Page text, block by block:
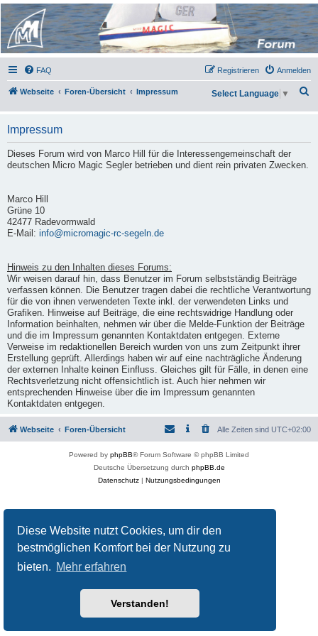
Diese Website nutzt Cookies, um dir den
bestmöglichen Komfort bei der Nutzung zu
bieten. Mehr erfahren
Verstanden!
Micro Magic Forum
Deutschland
FAQ Anmelden
Registrieren
Webseite Foren-Übersicht Impressum
h
Select Language ▼
Impressum
Dieses Forum wird von Marco Hill für die Interessengemeinschaft der
deutschen Micro Magic Segler betrieben und dient rein privaten Zwecken.
Marco Hill
Grüne 10
42477 Radevormwald
E-Mail: info@micromagic-rc-segeln.de
Hinweis zu den Inhalten dieses Forums:
Wir weisen darauf hin, dass Benutzer im Forum selbstständig Beiträge
verfassen können. Die Benutzer tragen dabei die rechtliche Verantwortung
für die von ihnen verwendeten Texte inkl. der verwendeten Links und
Grafiken. Hinweise auf Beiträge, die eine rechtswidrige Handlung oder
Information beinhalten, nehmen wir über die Melde-Funktion der Beiträge
und die im Impressum genannten Kontaktdaten entgegen. Externe
Verweise im redaktionellen Bereich wurden von uns zum Zeitpunkt ihrer
Erstellung geprüft. Allerdings haben wir auf eine nachträgliche Änderung
der externen Inhalte keinen Einfluss. Gleiches gilt für Fälle, in denen eine
Rechtsverletzung nicht offensichtlich ist. Auch hier nehmen wir
entsprechenden Hinweise über die im Impressum genannten
Kontaktdaten entgegen.
Webseite Foren-Übersicht Alle Zeiten sind UTC+02:00
Powered by phpBB® Forum Software © phpBB Limited
Deutsche Übersetzung durch phpBB.de
Datenschutz| Nutzungsbedingungen